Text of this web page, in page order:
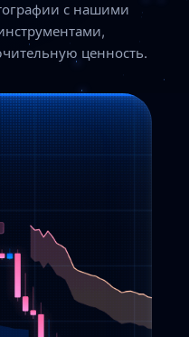
с нашими
ценность.